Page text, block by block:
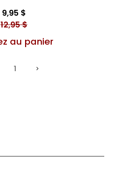
9,95 $
12,95 $
au panier
1